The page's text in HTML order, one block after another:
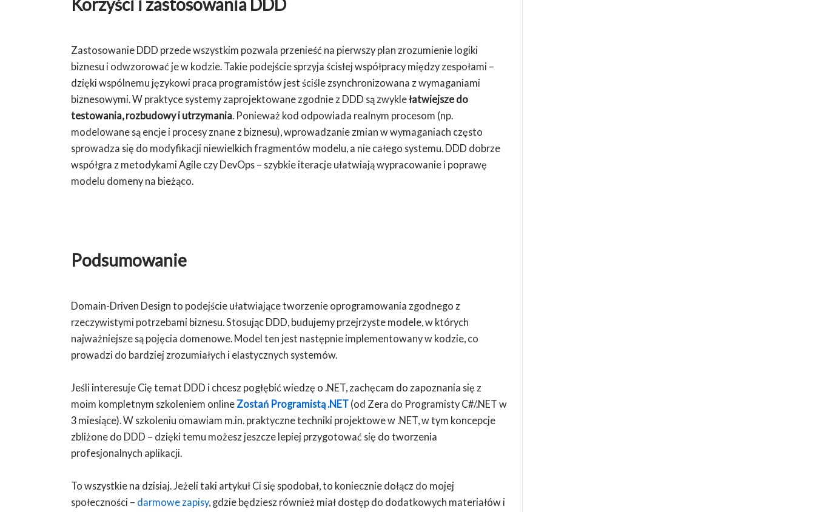
Korzyści i zastosowania DDD
Zastosowanie DDD przede wszystkim pozwala przenieść na pierwszy plan zrozumienie logiki
biznesu i odwzorować je w kodzie. Takie podejście sprzyja ścisłej współpracy między zespołami –
dzięki wspólnemu językowi praca programistów jest ściśle zsynchronizowana z wymaganiami
biznesowymi. W praktyce systemy zaprojektowane zgodnie z DDD są zwyklełatwiejsze do
testowania, rozbudowy i utrzymania. Ponieważ kod odpowiada realnym procesom (np.
modelowane są encje i procesy znane z biznesu), wprowadzanie zmian w wymaganiach często
sprowadza się do modyfikacji niewielkich fragmentów modelu, a nie całego systemu. DDD dobrze
współgra z metodykami Agile czy DevOps – szybkie iteracje ułatwiają wypracowanie i poprawę
modelu domeny na bieżąco.
Podsumowanie
Domain-Driven Design to podejście ułatwiające tworzenie oprogramowania zgodnego z
rzeczywistymi potrzebami biznesu. Stosując DDD, budujemy przejrzyste modele, w których
najważniejsze są pojęcia domenowe. Model ten jest następnie implementowany w kodzie, co
prowadzi do bardziej zrozumiałych i elastycznych systemów.
Jeśli interesuje Cię temat DDD i chcesz pogłębić wiedzę o .NET, zachęcam do zapoznania się z
moim kompletnym szkoleniem online Zostań Programistą .NET (od Zera do Programisty C#/.NET w
3 miesiące). W szkoleniu omawiam m.in. praktyczne techniki projektowe w .NET, w tym koncepcje
zbliżone do DDD – dzięki temu możesz jeszcze lepiej przygotować się do tworzenia
profesjonalnych aplikacji.
To wszystkie na dzisiaj. Jeżeli taki artykuł Ci się spodobał, to koniecznie dołącz do mojej
społeczności – darmowe zapisy, gdzie będziesz również miał dostęp do dodatkowych materiałów i